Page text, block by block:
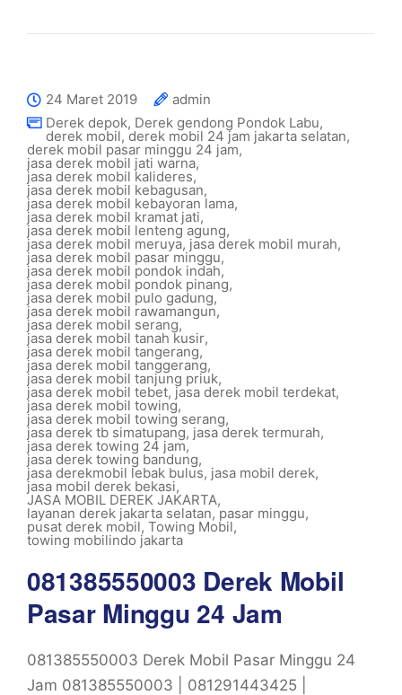
24 Maret 2019
admin
Derek depok, Derek gendong Pondok Labu,
derek mobil, derek mobil 24 jam jakarta selatan,
derek mobil pasar minggu 24 jam,
jasa derek mobil jati warna,
jasa derek mobil kalideres,
jasa derek mobil kebagusan,
jasa derek mobil kebayoran lama,
jasa derek mobil kramat jati,
jasa derek mobil lenteng agung,
jasa derek mobil meruya, jasa derek mobil murah,
jasa derek mobil pasar minggu,
jasa derek mobil pondok indah,
jasa derek mobil pondok pinang,
jasa derek mobil pulo gadung,
jasa derek mobil rawamangun,
jasa derek mobil serang,
jasa derek mobil tanah kusir,
jasa derek mobil tangerang,
jasa derek mobil tanggerang,
jasa derek mobil tanjung priuk,
jasa derek mobil tebet, jasa derek mobil terdekat,
jasa derek mobil towing,
jasa derek mobil towing serang,
jasa derek tb simatupang, jasa derek termurah,
jasa derek towing 24 jam,
jasa derek towing bandung,
jasa derekmobil lebak bulus, jasa mobil derek,
jasa mobil derek bekasi,
JASA MOBIL DEREK JAKARTA,
layanan derek jakarta selatan,pasar minggu,
pusat derek mobil, Towing Mobil,
towing mobilindo jakarta
081385550003 Derek Mobil
Pasar Minggu 24 Jam
081385550003 Derek Mobil Pasar Minggu 24
Jam 081385550003 | 081291443425 |